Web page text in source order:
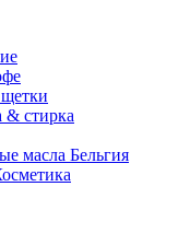
& стирка
масла Бельгия